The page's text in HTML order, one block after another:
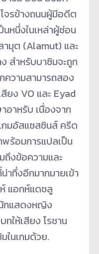
จรข้างถนนผู้มีอดีต
นหนึ่งในเหล่าผู้ซ่อน
ามุต (Alamut) และ
สำหรับบาซิมจะถูก
วามสามารถสอง
ยง VO และ Eyad
อาหรับ เนื่องจาก
กมอัสแซสซินส์ ครีด
พร้อมการแปลเป็น
ถึงข้อความและ
าทึ่งอีกมากมายเข้า
ห์ แอกห์แดชลู
กแสดงหญิง
ทให้เสียง โรชาน
ในเกมด้วย.